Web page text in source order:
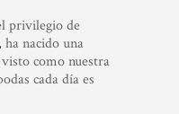
privilegio de
ha nacido una
como nuestra
cada día es